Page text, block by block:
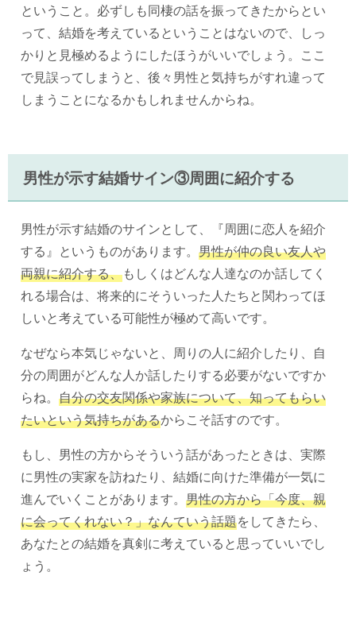
ということ。必ずしも同棲の話を振ってきたからとい
って、結婚を考えているということはないので、しっ
かりと見極めるようにしたほうがいいでしょう。ここ
で見誤ってしまうと、後々男性と気持ちがすれ違って
しまうことになるかもしれませんからね。
男性が示す結婚サイン③周囲に紹介する
男性が示す結婚のサインとして、『周囲に恋人を紹介
する』というものがあります。 男性が仲の良い友人や
両親に紹介する、もしくはどんな人達なのか話してく
れる場合は、将来的にそういった人たちと関わってほ
しいと考えている可能性が極めて高いです。
なぜなら本気じゃないと、周りの人に紹介したり、自
分の周囲がどんな人か話したりする必要がないですか
らね。 自分の交友関係や家族について、知ってもらい
たいという気持ちがあるからこそ話すのです。
もし、男性の方からそういう話があったときは、実際
に男性の実家を訪ねたり、結婚に向けた準備が一気に
進んでいくことがあります。 男性の方から「今度、親
に会ってくれない？」なんていう話題をしてきたら、
あなたとの結婚を真剣に考えていると思っていいでし
ょう。